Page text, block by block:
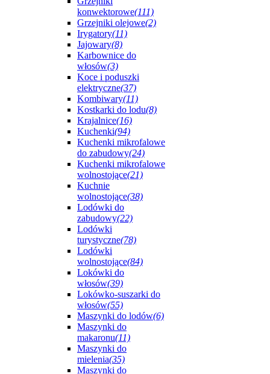
konwektorowe(111)
Grzejniki olejowe(2)
Irygatory(11)
Jajowary(8)
Karbownice do
włosów(3)
Koce i poduszki
elektryczne(37)
Kombiwary(11)
Kostkarki do lodu(8)
Krajalnice(16)
Kuchenki(94)
Kuchenki mikrofalowe
do zabudowy(24)
Kuchenki mikrofalowe
wolnostojące(21)
Kuchnie
wolnostojące(38)
Lodówki do
zabudowy(22)
Lodówki
turystyczne(78)
Lodówki
wolnostojące(84)
Lokówki do
włosów(39)
Lokówko-suszarki do
włosów(55)
Maszynki do lodów(6)
Maszynki do
makaronu(11)
Maszynki do
mielenia(35)
Maszynki do